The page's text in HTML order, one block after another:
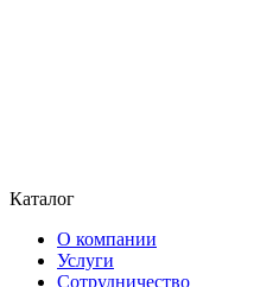
Каталог
О компании
Услуги
Сотрудничество